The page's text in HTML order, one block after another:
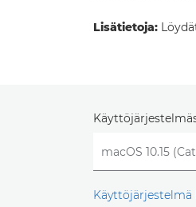
Lisätietoja:
Käyttöjärjestelmä